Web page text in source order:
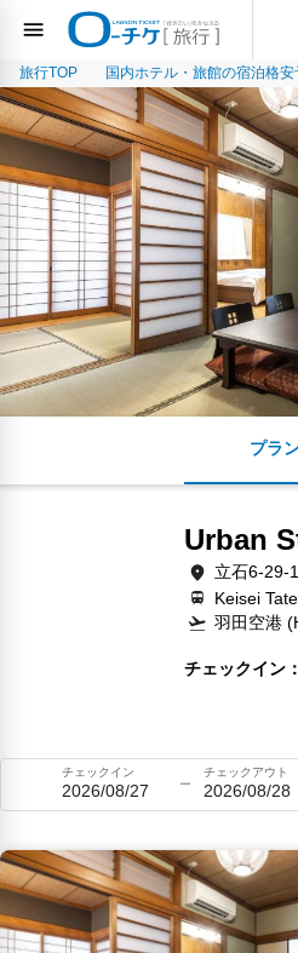
旅行TOP 国内ホテル・旅館の宿泊格
プラ
Urban
立石6-29-
Keisei
羽田空港
チェックイン
チェックイン
2026/08/27
チェックアウト
2026/08/28